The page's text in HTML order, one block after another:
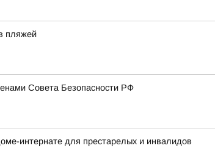
пляжей
Совета Безопасности РФ
интернате для престарелых и инвалидов